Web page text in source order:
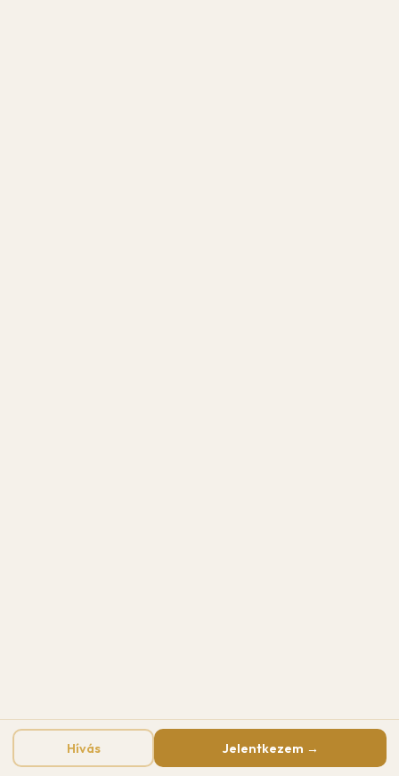
Hívás Jelentkezem →